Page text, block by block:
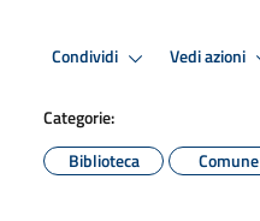
Condividi Vedi azioni
Categorie:
Biblioteca
Comune